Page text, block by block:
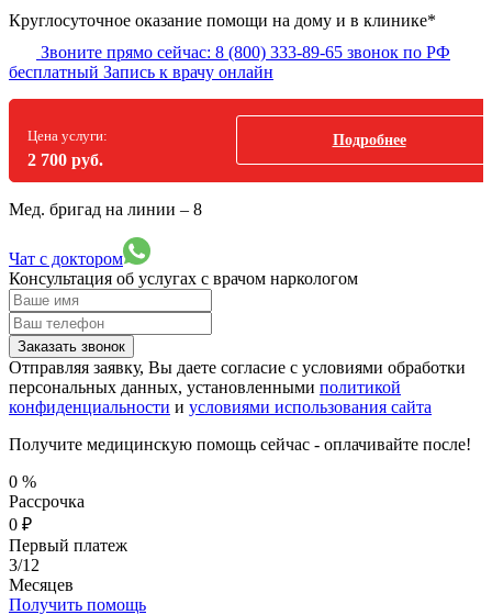
Круглосуточное оказание помощи на дому и в клинике*
Звоните прямо сейчас: 8 (800) 333-89-65 звонок по РФ
бесплатный Запись к врачу онлайн
Цена услуги:
2 700 руб.
Подробнее
Мед. бригад на линии – 8
Чат с доктором
Консультация об услугах с врачом наркологом
Заказать звонок
Отправляя заявку, Вы даете согласие с условиями обработки
персональных данных, установленными политикой
конфиденциальности и условиями использования сайта
Получите медицинскую помощь сейчас - оплачивайте после!
0 %
Рассрочка
0 ₽
Первый платеж
3/12
Месяцев
Получить помощь